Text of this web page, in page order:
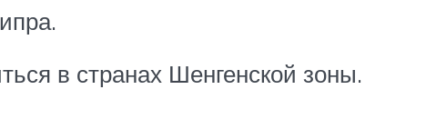
в странах Шенгенской зоны.